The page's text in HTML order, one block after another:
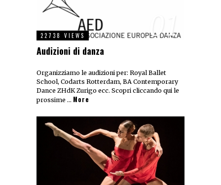
01
22738 VIEWS
Audizioni di danza
Organizziamo le audizioni per: Royal Ballet
School, Codarts Rotterdam, BA Contemporary
Dance ZHdK Zurigo ecc. Scopri cliccando qui le
prossime … More